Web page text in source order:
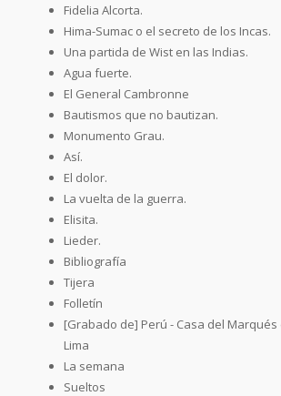
Fidelia Alcorta.
Hima-Sumac o el secreto de los Incas.
Una partida de Wist en las Indias.
Agua fuerte.
El General Cambronne
Bautismos que no bautizan.
Monumento Grau.
Así.
El dolor.
La vuelta de la guerra.
Elisita.
Lieder.
Bibliografía
Tijera
Folletín
[Grabado de] Perú - Casa del Marqués
Lima
La semana
Sueltos